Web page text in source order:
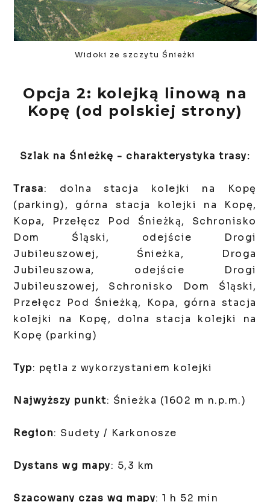
Widoki ze szczytu Śnieżki
Opcja 2: kolejką linową na
Kopę (od polskiej strony)
Szlak na Śnieżkę - charakterystyka trasy:
Trasa: dolna stacja kolejki na Kopę
(parking), górna stacja kolejki na Kopę,
Kopa, Przełęcz Pod Śnieżką, Schronisko
Dom Śląski, odejście Drogi
Jubileuszowej, Śnieżka, Droga
Jubileuszowa, odejście Drogi
Jubileuszowej, Schronisko Dom Śląski,
Przełęcz Pod Śnieżką, Kopa, górna stacja
kolejki na Kopę, dolna stacja kolejki na
Kopę (parking)
Typ: pętla z wykorzystaniem kolejki
Najwyższy punkt: Śnieżka (1602 m n.p.m.)
Region: Sudety / Karkonosze
Dystans wg mapy: 5,3 km
Szacowany czas wg mapy: 1 h 52 min